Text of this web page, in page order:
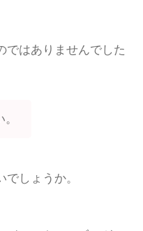
ではありませんでした
しょうか。